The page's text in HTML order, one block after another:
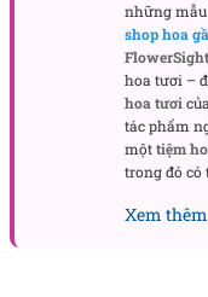
Khi nào nên
Chọn dịp tặng
trọn vẹn ý nghĩa.
trong nhiều hoàn
thông điệp yêu
Chậu hoa là món
những
shop hoa
FlowerSight
hoa tươi –
hoa tươi
tác phẩm
mộttiệm
trong đó có
Xem